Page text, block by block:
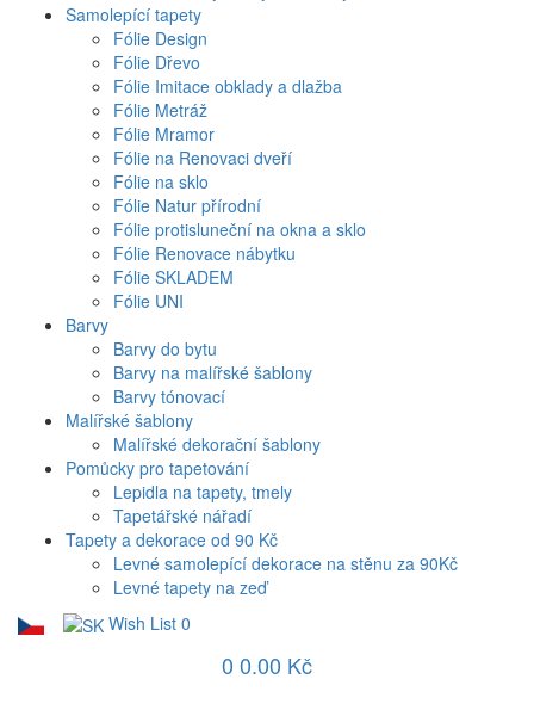
Samolepící tapety
Fólie Design
Fólie Dřevo
Fólie Imitace obklady a dlažba
Fólie Metráž
Fólie Mramor
Fólie na Renovaci dveří
Fólie na sklo
Fólie Natur přírodní
Fólie protisluneční na okna a sklo
Fólie Renovace nábytku
Fólie SKLADEM
Fólie UNI
Barvy
Barvy do bytu
Barvy na malířské šablony
Barvy tónovací
Malířské šablony
Malířské dekorační šablony
Pomůcky pro tapetování
Lepidla na tapety, tmely
Tapetářské nářadí
Tapety a dekorace od 90 Kč
Levné samolepící dekorace na stěnu za 90Kč
Levné tapety na zeď
Wish List 0
0 0.00 Kč